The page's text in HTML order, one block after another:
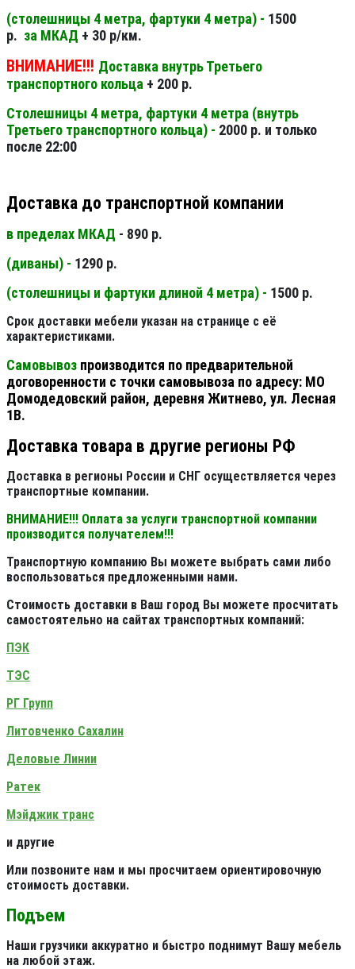
(столешницы 4 метра, фартуки 4 метра) - 1500
р. за МКАД + 30 р/км.
ВНИМАНИЕ!!! Доставка внутрь Третьего
транспортного кольца + 200 р.
Столешницы 4 метра, фартуки 4 метра (внутрь
Третьего транспортного кольца) - 2000 р. и только
после 22:00
Доставка до транспортной компании
в пределах МКАД - 890 р.
(диваны) - 1290 р.
(столешницы и фартуки длиной 4 метра) - 1500 р.
Срок доставки мебели указан на странице с её
характеристиками.
Самовывоз производится по предварительной
договоренности с точки самовывоза по адресу: МО
Домодедовский район, деревня Житнево, ул. Лесная
1В.
Доставка товара в другие регионы РФ
Доставка в регионы России и СНГ осуществляется через
транспортные компании.
ВНИМАНИЕ!!! Оплата за услуги транспортной компании
производится получателем!!!
Транспортную компанию Вы можете выбрать сами либо
воспользоваться предложенными нами.
Стоимость доставки в Ваш город Вы можете просчитать
самостоятельно на сайтах транспортных компаний:
ПЭК
ТЭС
РГ Групп
Литовченко Сахалин
Деловые Линии
Ратек
Мэйджик транс
и другие
Или позвоните нам и мы просчитаем ориентировочную
стоимость доставки.
Подъем
Наши грузчики аккуратно и быстро поднимут Вашу мебель
на любой этаж.